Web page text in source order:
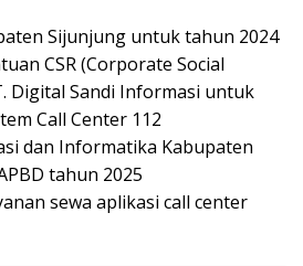
Sijunjung untuk tahun 2024
CSR (Corporate Social
Digital Sandi Informasi untuk
Call Center 112
dan Informatika Kabupaten
tahun 2025
sewa aplikasi call center